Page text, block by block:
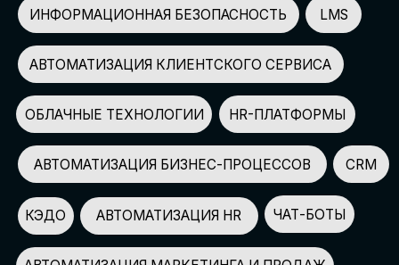
СПИКЕРОВ
150+
ПАРТНЕРОВ
100+
УЧАСТНИКОВ
2500+